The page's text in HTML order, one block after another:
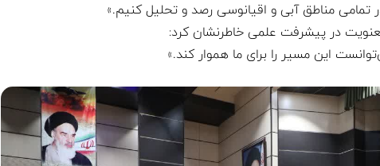
تمامی مناطق آبی و اقیانوسی رصد و تحلیل کنیم.»
معنویت در پیشرفت علمی خاطرنشان کرد:
این مسیر را برای ما هموار کند.»